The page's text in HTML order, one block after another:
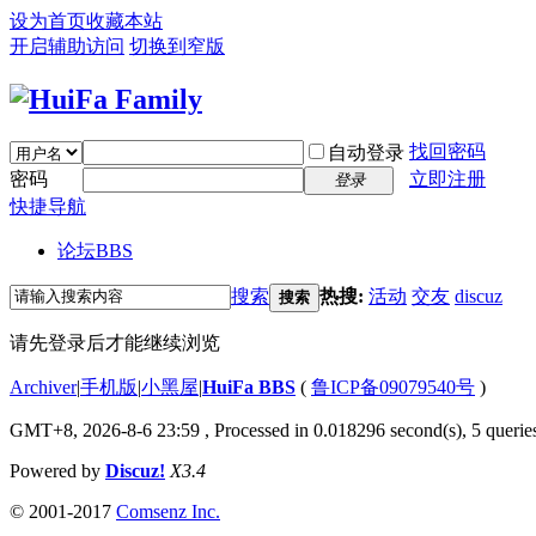
设为首页收藏本站
开启辅助访问 切换到窄版
自动登录 找回密码
密码
登录
立即注册
快捷导航
论坛BBS
搜索 搜索 热搜: 活动 交友 discuz
请先登录后才能继续浏览
Archiver|手机版|小黑屋|HuiFa BBS ( 鲁ICP备09079540号 )
GMT+8, 2026-8-6 23:59 , Processed in 0.018296 second(s), 5
Powered by Discuz! X3.4
© 2001-2017 Comsenz Inc.